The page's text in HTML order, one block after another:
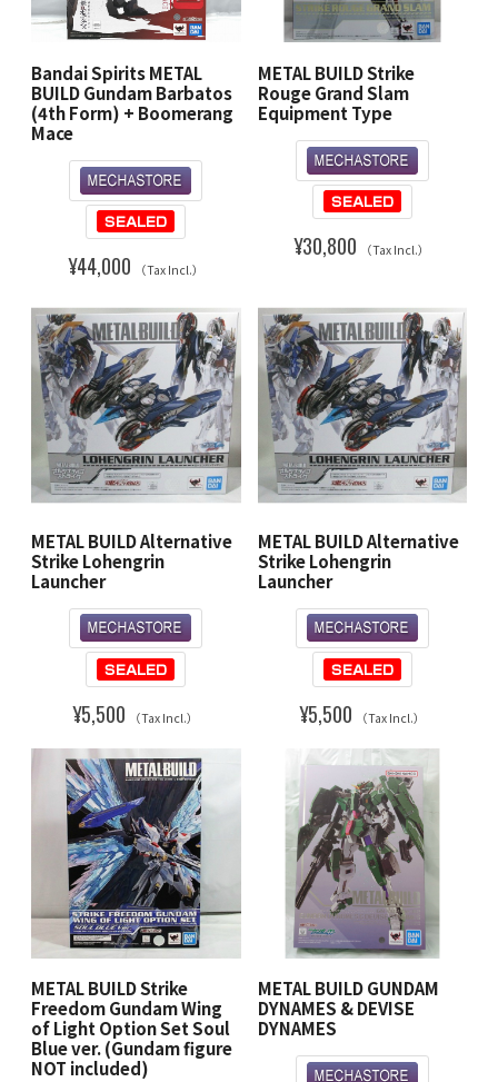
Bandai Spirits METAL
BUILD Gundam Barbatos
(4th Form) + Boomerang
Mace
¥44,000 （Tax Incl.）
METAL BUILD Strike
Rouge Grand Slam
Equipment Type
¥30,800 （Tax Incl.）
METAL BUILD Alternative
Strike Lohengrin
Launcher
¥5,500 （Tax Incl.）
METAL BUILD Alternative
Strike Lohengrin
Launcher
¥5,500 （Tax Incl.）
METAL BUILD Strike
Freedom Gundam Wing
of Light Option Set Soul
Blue ver. (Gundam figure
NOT included)
METAL BUILD GUNDAM
DYNAMES & DEVISE
DYNAMES